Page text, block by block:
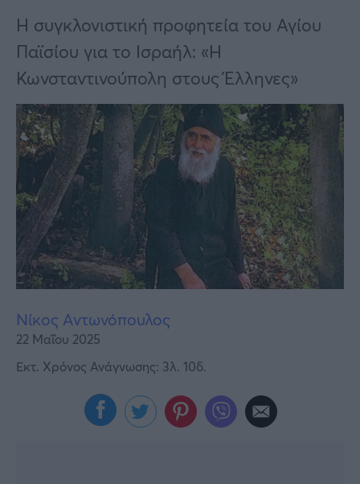
Επιδοτήσεις
ΕΣΠΑ
Κόσμος
Lifestyle
Αθλητικά
Υγεία
Γυναίκα
Καιρός
Η συγκλονιστική προφητεία του Αγίου
Παϊσίου για το Ισραήλ: «Η
Κωνσταντινούπολη στους Έλληνες»
Νίκος Αντωνόπουλος
22 Μαΐου 2025
Εκτ. Χρόνος Ανάγνωσης: 3λ. 10δ.